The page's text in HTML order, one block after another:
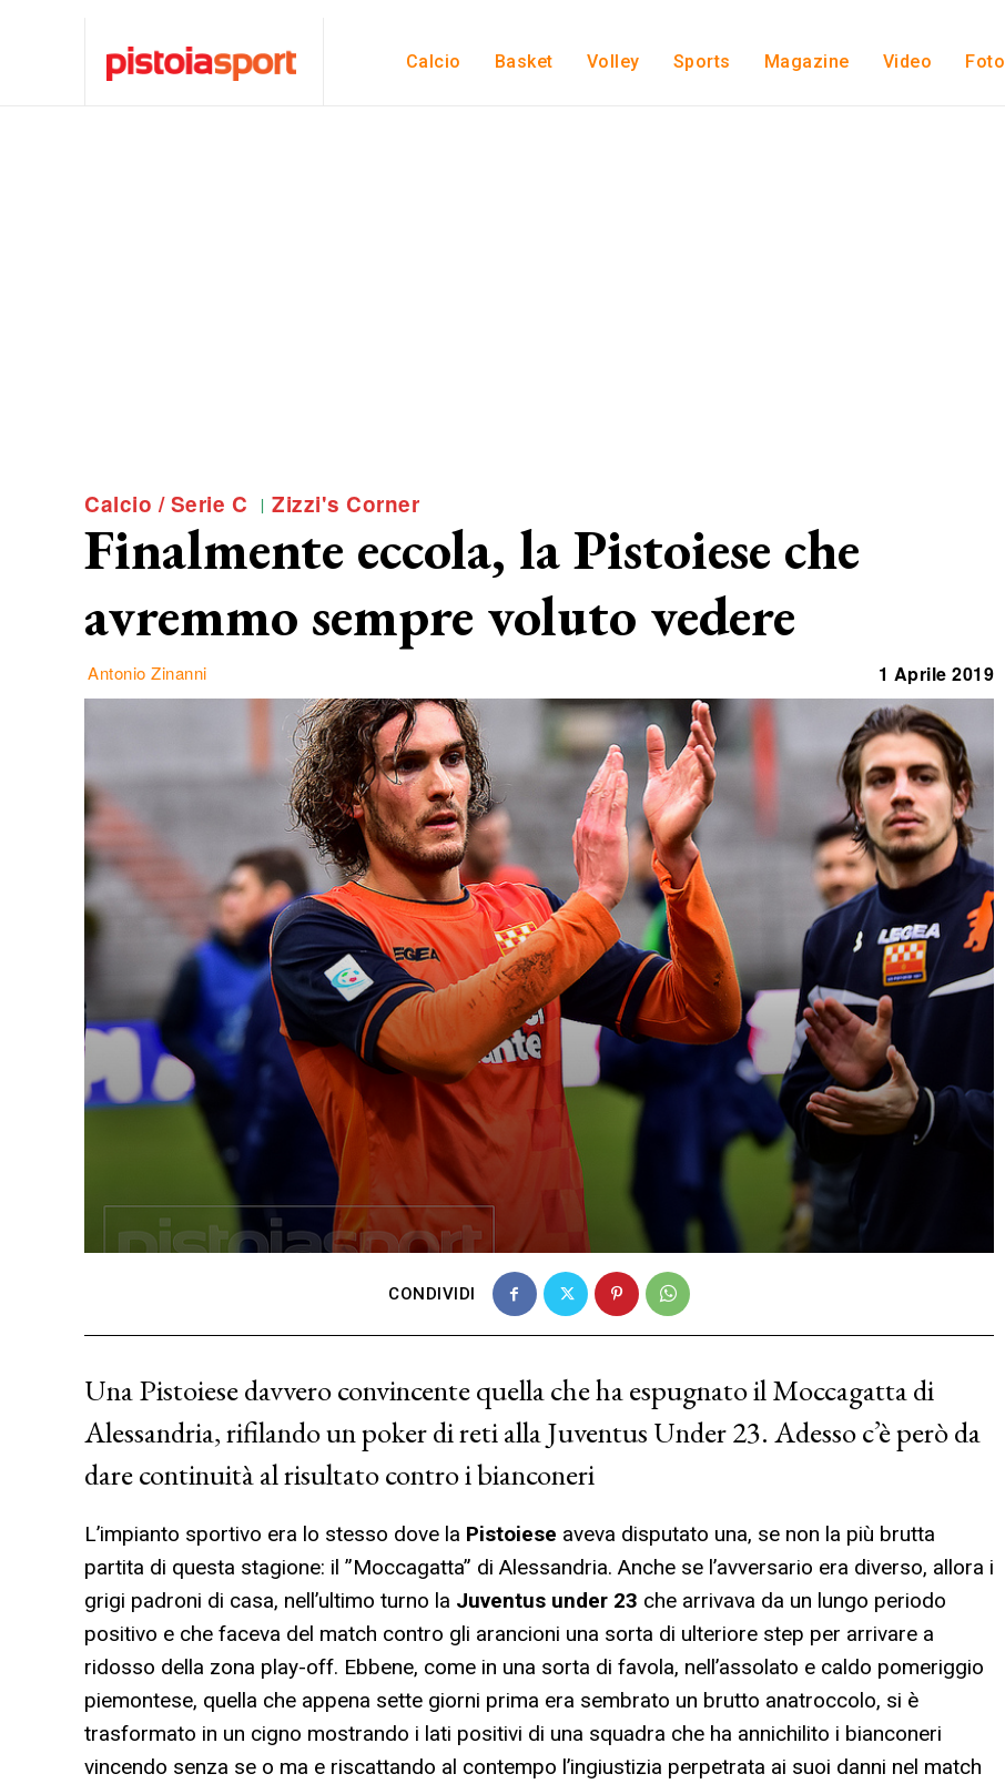
Calcio Basket Volley Sports Magazine Video Foto
Calcio / Serie C Zizzi's Corner
Finalmente eccola, la Pistoiese che
avremmo sempre voluto vedere
Antonio Zinanni 1 Aprile 2019
CONDIVIDI
Una Pistoiese davvero convincente quella che ha espugnato il Moccagatta di
Alessandria, rifilando un poker di reti alla Juventus Under 23. Adesso c’è però da
dare continuità al risultato contro i bianconeri
L’impianto sportivo era lo stesso dove la Pistoiese aveva disputato una, se non la più brutta
partita di questa stagione: il ”Moccagatta” di Alessandria. Anche se l’avversario era diverso, allora i
grigi padroni di casa, nell’ultimo turno la Juventus under 23 che arrivava da un lungo periodo
positivo e che faceva del match contro gli arancioni una sorta di ulteriore step per arrivare a
ridosso della zona play-off. Ebbene, come in una sorta di favola, nell’assolato e caldo pomeriggio
piemontese, quella che appena sette giorni prima era sembrato un brutto anatroccolo, si è
trasformato in un cigno mostrando i lati positivi di una squadra che ha annichilito i bianconeri
vincendo senza se o ma e riscattando al contempo l’ingiustizia perpetrata ai suoi danni nel match